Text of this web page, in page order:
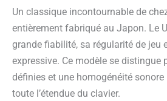
Un classique incontournable de
entièrement fabriqué au Japon. Le
grande fiabilité, sa régularité de jeu
expressive. Ce modèle se distingue
définies et une homogénéité
toute l’étendue du clavier.